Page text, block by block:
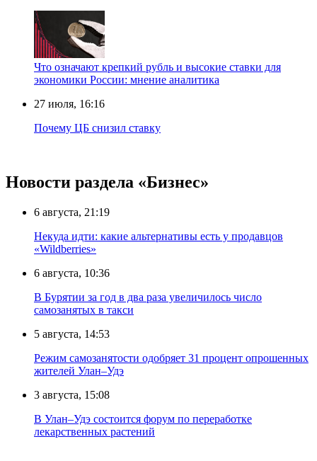
Что означают крепкий рубль и высокие ставки для
экономики России: мнение аналитика
27 июля, 16:16
Почему ЦБ снизил ставку
Новости раздела «Бизнес»
6 августа, 21:19
Некуда идти: какие альтернативы есть у продавцов
«Wildberries»
6 августа, 10:36
В Бурятии за год в два раза увеличилось число
самозанятых в такси
5 августа, 14:53
Режим самозанятости одобряет 31 процент опрошенных
жителей Улан–Удэ
3 августа, 15:08
В Улан–Удэ состоится форум по переработке
лекарственных растений